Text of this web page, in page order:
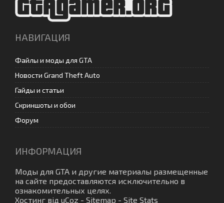
НАВИГАЦИЯ
Файлы и моды для GTA
Новости Grand Theft Auto
Гайды и статьи
Скриншоты и обои
Форум
ИНФОРМАЦИЯ
Моды для GTA и другие материалы размещенные
на сайте предоставляются исключительно в
ознакомительных целях.
Хостинг від uCoz - Sitemap - Site Stats